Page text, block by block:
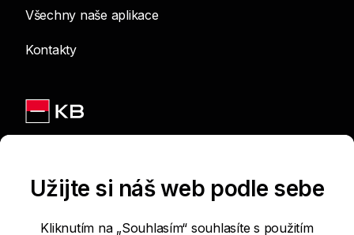
Všechny naše aplikace
Kontakty
Užijte si náš web podle sebe
Kliknutím na „Souhlasím“ souhlasíte s použitím